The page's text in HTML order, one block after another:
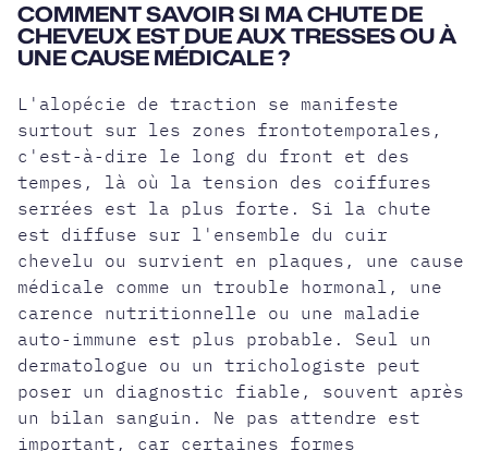
COMMENT SAVOIR SI MA CHUTE DE
CHEVEUX EST DUE AUX TRESSES OU À
UNE CAUSE MÉDICALE ?
L'alopécie de traction se manifeste
surtout sur les zones frontotemporales,
c'est-à-dire le long du front et des
tempes, là où la tension des coiffures
serrées est la plus forte. Si la chute
est diffuse sur l'ensemble du cuir
chevelu ou survient en plaques, une cause
médicale comme un trouble hormonal, une
carence nutritionnelle ou une maladie
auto-immune est plus probable. Seul un
dermatologue ou un trichologiste peut
poser un diagnostic fiable, souvent après
un bilan sanguin. Ne pas attendre est
important, car certaines formes